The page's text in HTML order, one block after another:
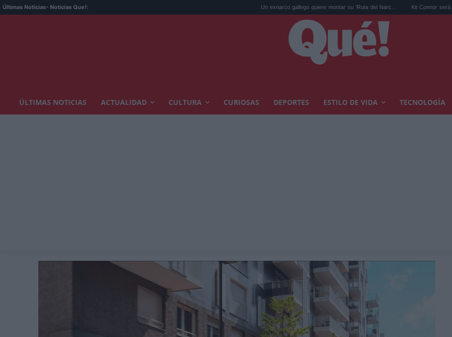
Últimas Noticias- Noticias Que!: Un exnarco gallego quiere montar su 'Ruta del Narc... Kit Connor será Cíclope en los X-Men
ÚLTIMAS NOTICIAS ACTUALIDAD CULTURA CURIOSAS DEPORTES ESTILO DE VIDA TECNOLOGÍA